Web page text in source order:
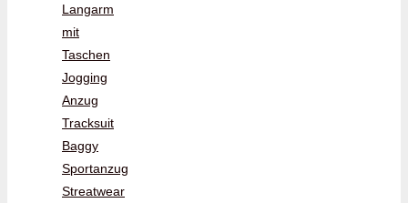
Langarm
mit
Taschen
Jogging
Anzug
Tracksuit
Baggy
Sportanzug
Streatwear